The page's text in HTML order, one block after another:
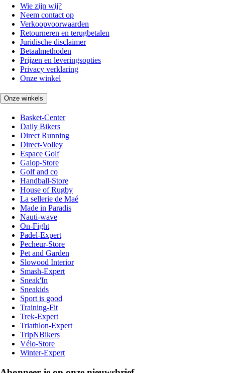
Wie zijn wij?
Neem contact op
Verkoopvoorwaarden
Retourneren en terugbetalen
Juridische disclaimer
Betaalmethoden
Prijzen en leveringsopties
Privacy verklaring
Onze winkel
Onze winkels
Basket-Center
Daily Bikers
Direct Running
Direct-Volley
Espace Golf
Galop-Store
Golf and co
Handball-Store
House of Rugby
La sellerie de Maé
Made in Paradis
Nauti-wave
On-Fight
Padel-Expert
Pecheur-Store
Pet and Garden
Slowood Interior
Smash-Expert
Sneak'In
Sneakids
Sport is good
Training-Fit
Trek-Expert
Triathlon-Expert
TripNBikers
Vélo-Store
Winter-Expert